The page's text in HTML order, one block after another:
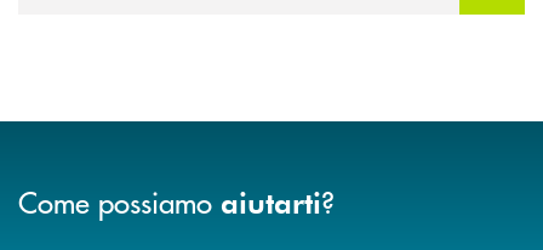
Come possiamo aiutarti?